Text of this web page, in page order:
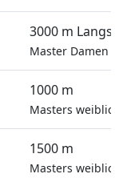
3000 m
Master Damen
1000 m
Masters
1500 m
Masters